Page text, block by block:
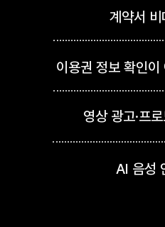
계약서
이용권 정보 확인
영상 광고·프
AI 음성